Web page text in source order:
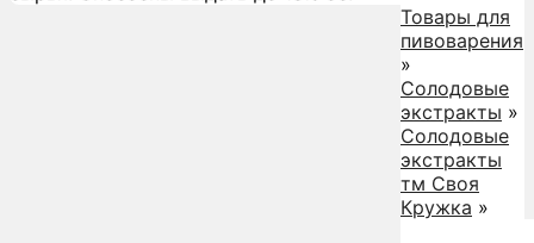
Товары для
пивоварения
»
Солодовые
экстракты »
Солодовые
экстракты
тм Своя
Кружка »